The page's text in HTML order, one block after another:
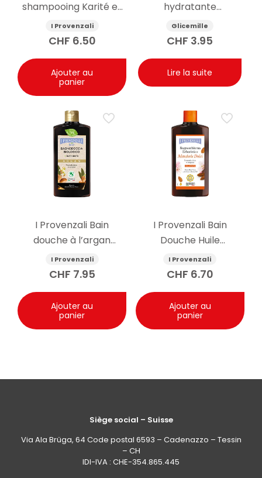
shampooing Karité et
Avocat 250ml
I Provenzali
CHF 6.50
Ajouter au
panier
hydratante
antibactérienne pour
les mains avec
Glicemille
CHF 3.95
Lire la suite
I Provenzali Bain
douche à l’argan
biologique 400ml
I Provenzali
CHF 7.95
Ajouter au
panier
I Provenzali Bain
Douche Huile
d’Amande Douce
400ml
I Provenzali
CHF 6.70
Ajouter au
panier
Siège social – Suisse
Via Ala Brüga, 64 Code postal 6593 – Cadenazzo – Tessin
– CH
IDI-IVA : CHE-354.865.445